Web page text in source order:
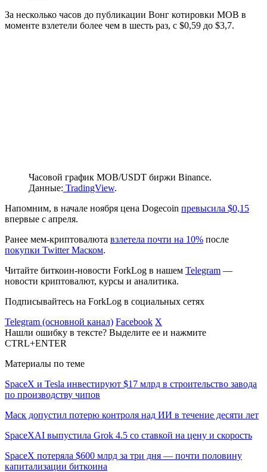
За несколько часов до публикации Вонг котировки MOB в
моменте взлетели более чем в шесть раз, с $0,59 до $3,7.
Часовой график MOB/USDT биржи Binance.
Данные: TradingView.
Напомним, в начале ноября цена Dogecoin превысила $0,15
впервые с апреля.
Ранее мем-криптовалюта взлетела почти на 10% после
покупки Twitter Маском.
Читайте биткоин-новости ForkLog в нашем Telegram —
новости криптовалют, курсы и аналитика.
Подписывайтесь на ForkLog в социальных сетях
Telegram (основной канал) Facebook X
Нашли ошибку в тексте? Выделите ее и нажмите
CTRL+ENTER
Материалы по теме
SpaceX и Tesla инвестируют $17 млрд в строительство завода
по производству чипов
Маск допустил потерю контроля над ИИ в течение десяти лет
SpaceXAI выпустила Grok 4.5 со ставкой на цену и скорость
SpaceX потеряла $600 млрд за три дня — почти половину
капитализации биткоина